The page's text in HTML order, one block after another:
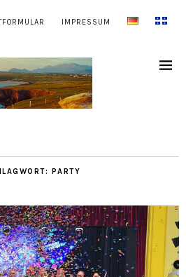
IMPRESSUM
PARTY